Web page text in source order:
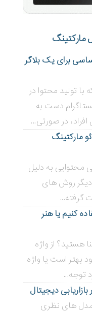
مارکتینگ
برای یک بلاگر
با تولید محتوا در
دست به
در صورتی...
مارکتینگ
محتوایی به دلیل
دیگر روش های
گرفته...
کنیم یا هنر
هستید؟ از واژه
بهتر است یا واژه
توجه...
مدل های نظری